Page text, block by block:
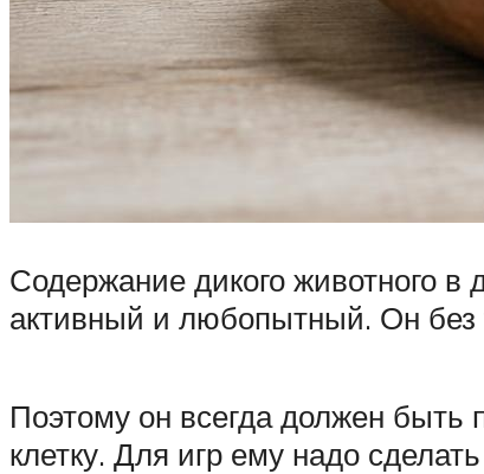
Содержание дикого животного
активный и любопытный. Он без
Поэтому он всегда должен быть
клетку. Для игр ему надо